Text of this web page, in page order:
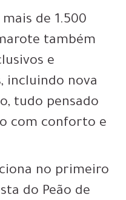
de 1.500
também
e
incluindo nova
tudo pensado
com conforto e
no primeiro
do Peão de